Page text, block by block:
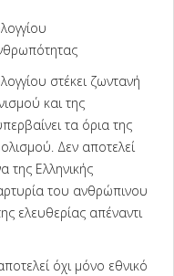
στέκει ζωντανή
και της
τα όρια της
Δεν αποτελεί
της Ελληνικής
του ανθρώπινου
ελευθερίας απέναντι
όχι μόνο εθνικό